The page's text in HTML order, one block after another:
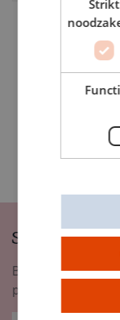
ARTIKELNUMMER
Schrijf je in
Blijf op de
promoties en meer!
Strikt